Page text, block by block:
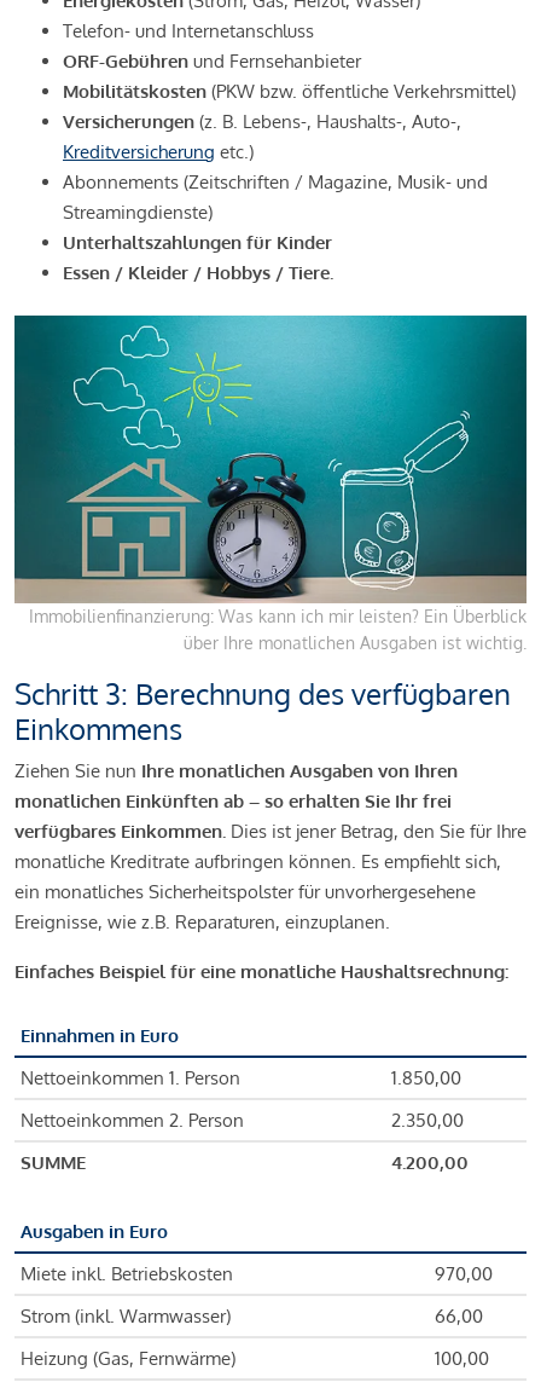
Telefon- und Internetanschluss
ORF-Gebühren und Fernsehanbieter
Mobilitätskosten (PKW bzw. öffentliche Verkehrsmittel)
Versicherungen (z. B. Lebens-, Haushalts-, Auto-,
Kreditversicherung etc.)
Abonnements (Zeitschriften / Magazine, Musik- und
Streamingdienste)
Unterhaltszahlungen für Kinder
Essen / Kleider / Hobbys / Tiere.
Immobilienfinanzierung: Was kann ich mir leisten? Ein Überblick
über Ihre monatlichen Ausgaben ist wichtig.
Schritt 3: Berechnung des verfügbaren
Einkommens
Ziehen Sie nun Ihre monatlichen Ausgaben von Ihren
monatlichen Einkünften ab – so erhalten Sie Ihr frei
verfügbares Einkommen. Dies ist jener Betrag, den Sie für Ihre
monatliche Kreditrate aufbringen können. Es empfiehlt sich,
ein monatliches Sicherheitspolster für unvorhergesehene
Ereignisse, wie z.B. Reparaturen, einzuplanen.
Einfaches Beispiel für eine monatliche Haushaltsrechnung:
Einnahmen in Euro
Nettoeinkommen 1. Person
1.850,00
Nettoeinkommen 2. Person
2.350,00
SUMME
4.200,00
Ausgaben in Euro
Miete inkl. Betriebskosten
970,00
Strom (inkl. Warmwasser)
66,00
Heizung (Gas, Fernwärme)
100,00